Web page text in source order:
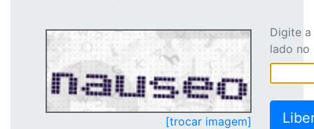
[trocar imagem]
Digite
lado no